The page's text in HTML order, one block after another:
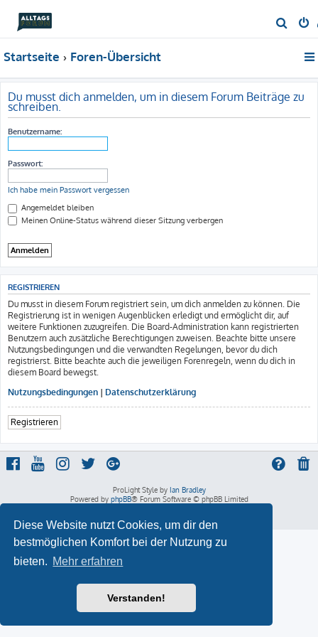
Diese Website nutzt Cookies, um dir den
bestmöglichen Komfort bei der Nutzung zu
bieten. Mehr erfahren
Verstanden!
u
Startseite Foren-Übersicht
Du musst dich anmelden, um in diesem Forum Beiträge zu
schreiben.
Benutzername:
Passwort:
Ich habe mein Passwort vergessen
Angemeldet bleiben
Meinen Online-Status während dieser Sitzung verbergen
REGISTRIEREN
Du musst in diesem Forum registriert sein, um dich anmelden zu können. Die
Registrierung ist in wenigen Augenblicken erledigt und ermöglicht dir, auf
weitere Funktionen zuzugreifen. Die Board-Administration kann registrierten
Benutzern auch zusätzliche Berechtigungen zuweisen. Beachte bitte unsere
Nutzungsbedingungen und die verwandten Regelungen, bevor du dich
registrierst. Bitte beachte auch die jeweiligen Forenregeln, wenn du dich in
diesem Board bewegst.
Nutzungsbedingungen | Datenschutzerklärung
Registrieren
ProLight Style by Ian Bradley
Powered by phpBB® Forum Software © phpBB Limited